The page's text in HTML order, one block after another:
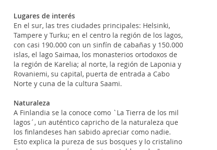
Lugares de interés
En el sur, las tres ciudades principales: Helsinki,
Tampere y Turku; en el centro la región de los lagos,
con casi 190.000 con un sinfín de cabañas y 150.000
islas, el lago Saimaa, los monasterios ortodoxos de
la región de Karelia; al norte, la región de Laponia y
Rovaniemi, su capital, puerta de entrada a Cabo
Norte y cuna de la cultura Saami.
Naturaleza
A Finlandia se la conoce como `La Tierra de los mil
lagos´, un auténtico capricho de la naturaleza que
los finlandeses han sabido apreciar como nadie.
Esto explica la pureza de sus bosques y lo cristalino